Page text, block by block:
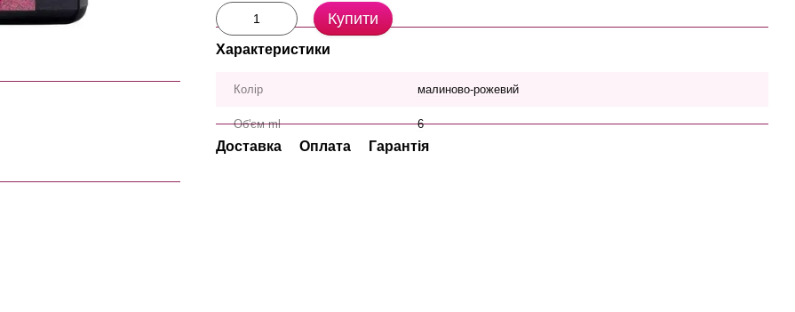
Купити
Характеристики
Колір малиново-рожевий
Об'єм ml 6
Доставка Оплата Гарантія